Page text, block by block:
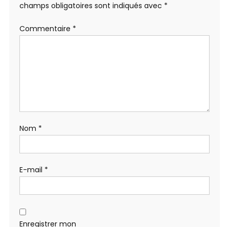
champs obligatoires sont indiqués avec *
Commentaire *
Nom *
E-mail *
Enregistrer mon